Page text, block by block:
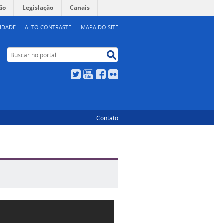
ALTO CONTRASTE MAPA DO SITE
Legislação Canais
Buscar no portal
TwitterYouTubeFacebook
Contato